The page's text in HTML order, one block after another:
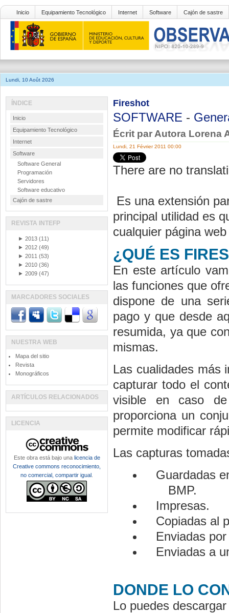
Inicio Equipamiento Tecnológico Internet Software Cajón de sastre
Lundi, 10 Août 2026
Fireshot
SOFTWARE -
Écrit par Autora Lorena
Lundi, 21 Février 2011 00:00
There are no
Es una extensión
principal utilidad es
cualquier página
¿QUÉ ES
En este artículo
las funciones que
dispone de una
pago y que desde
resumida, ya que
mismas.
Las cualidades más
capturar todo el
visible en caso
proporciona un
permite modificar
Las capturas
Guardadas
BMP.
Impresas.
Copiadas al
Enviadas
Enviadas a
DONDE LO
Lo puedes
ÍNDICE
Inicio
Equipamiento Tecnológico
Internet
Software
Software General
Programación
Servidores
Software educativo
Cajón de sastre
REVISTA INTEFP
► 2013 (11)
► 2012 (49)
► 2011 (53)
► 2010 (36)
► 2009 (47)
MARCADORES SOCIALES
NUESTRA WEB
Mapa del sitio
Revista
Monográficos
ARTÍCULOS RELACIONADOS
LICENCIA
Este obra está bajo una licencia de
Creative commons reconocimiento,
no comercial, compartir igual